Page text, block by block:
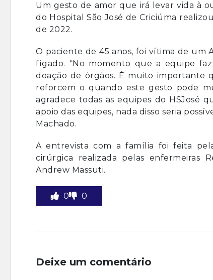
Um gesto de amor que irá levar vida à
do Hospital São José de Criciúma
de 2022.
O paciente de 45 anos, foi vítima de um
fígado. “No momento que a equipe
doação de órgãos. É muito importante
reforcem o quando este gesto pode
agradece todas as equipes do HSJosé
apoio das equipes, nada disso seria
Machado.
A entrevista com a família foi feita
cirúrgica realizada pelas enfermeiras
Andrew Massuti.
0 0
Deixe um comentário